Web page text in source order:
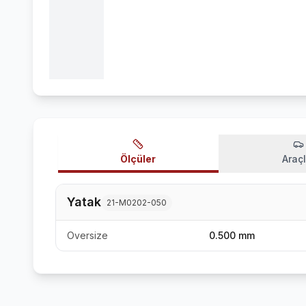
Ölçüler
Yatak 21-M0202-050
Oversize 0.500 mm